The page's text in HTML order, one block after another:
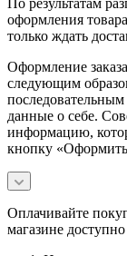
По результатам
оформления
только ждать
Оформление
следующим
данные о себе.
информацию,
кнопку «Оформить
Оплачивайте
магазине